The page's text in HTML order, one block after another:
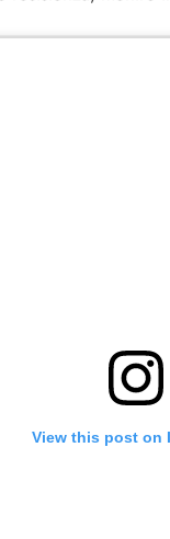
View this post on